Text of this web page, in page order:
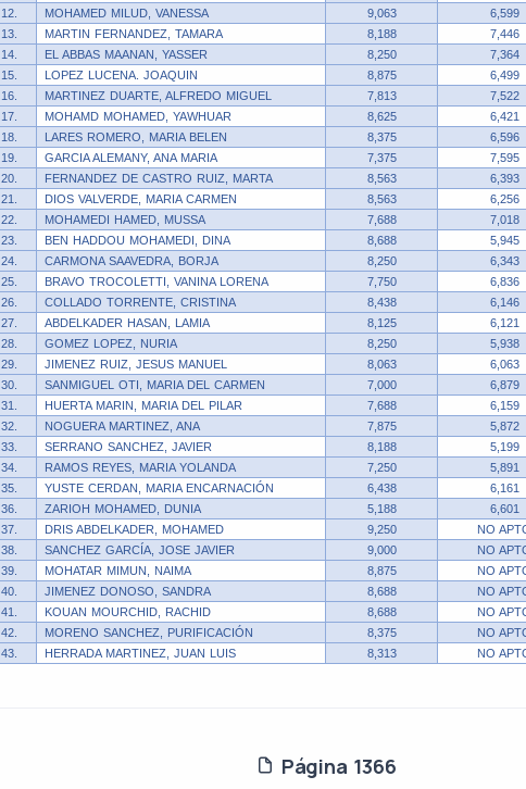
12.
MOHAMED MILUD, VANESSA 9,063 6,599
13.
MARTIN FERNANDEZ, TAMARA 8,188 7,446
14.
EL ABBAS MAANAN, YASSER 8,250 7,364
15.
LOPEZ LUCENA. JOAQUIN 8,875 6,499
16.
MARTINEZ DUARTE, ALFREDO MIGUEL 7,813 7,522
17.
MOHAMD MOHAMED, YAWHUAR 8,625 6,421
18.
LARES ROMERO, MARIA BELEN 8,375 6,596
19.
GARCIA ALEMANY, ANA MARIA 7,375 7,595
20.
FERNANDEZ DE CASTRO RUIZ, MARTA 8,563 6,393
21.
DIOS VALVERDE, MARIA CARMEN 8,563 6,256
22.
MOHAMEDI HAMED, MUSSA 7,688 7,018
23.
BEN HADDOU MOHAMEDI, DINA 8,688 5,945
24.
CARMONA SAAVEDRA, BORJA 8,250 6,343
25.
BRAVO TROCOLETTI, VANINA LORENA 7,750 6,836
26.
COLLADO TORRENTE, CRISTINA 8,438 6,146
27.
ABDELKADER HASAN, LAMIA 8,125 6,121
28.
GOMEZ LOPEZ, NURIA 8,250 5,938
29.
JIMENEZ RUIZ, JESUS MANUEL 8,063 6,063
30.
SANMIGUEL OTI, MARIA DEL CARMEN 7,000 6,879
31.
HUERTA MARIN, MARIA DEL PILAR 7,688 6,159
32.
NOGUERA MARTINEZ, ANA 7,875 5,872
33.
SERRANO SANCHEZ, JAVIER 8,188 5,199
34.
RAMOS REYES, MARIA YOLANDA 7,250 5,891
35.
YUSTE CERDAN, MARIA ENCARNACIÓN 6,438 6,161
36.
ZARIOH MOHAMED, DUNIA 5,188 6,601
37.
DRIS ABDELKADER, MOHAMED 9,250 NO
38.
SANCHEZ GARCÍA, JOSE JAVIER 9,000 NO
39.
MOHATAR MIMUN, NAIMA 8,875 NO
40.
JIMENEZ DONOSO, SANDRA 8,688 NO
41.
KOUAN MOURCHID, RACHID 8,688 NO
42.
MORENO SANCHEZ, PURIFICACIÓN 8,375 NO
43.
HERRADA MARTINEZ, JUAN LUIS 8,313 NO
Página 1366